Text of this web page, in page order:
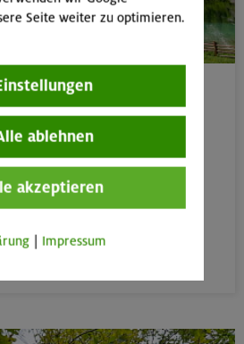
im Sommer
genießen – aber sicher: Unsere
& Co. helfen dir, entspannt
Seite weiter zu optimieren.
ablehnen
akzeptieren
Impressum